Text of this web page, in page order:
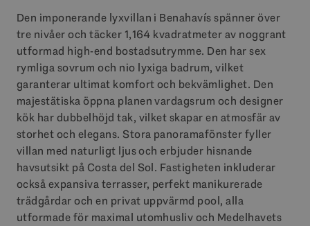
Den imponerande lyxvillan i Benahavís spänner över
tre nivåer och täcker 1,164 kvadratmeter av noggrant
utformad high-end bostadsutrymme. Den har sex
rymliga sovrum och nio lyxiga badrum, vilket
garanterar ultimat komfort och bekvämlighet. Den
majestätiska öppna planen vardagsrum och designer
kök har dubbelhöjd tak, vilket skapar en atmosfär av
storhet och elegans. Stora panoramafönster fyller
villan med naturligt ljus och erbjuder hisnande
havsutsikt på Costa del Sol. Fastigheten inkluderar
också expansiva terrasser, perfekt manikurerade
trädgårdar och en privat uppvärmd pool, alla
utformade för maximal utomhusliv och Medelhavets